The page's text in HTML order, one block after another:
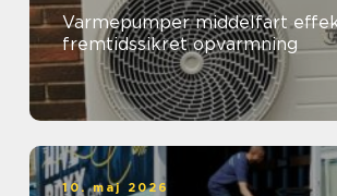
Varmepumper middelfart effektiv og
fremtidssikret opvarmning
10. maj 2026